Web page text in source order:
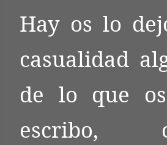
Hay os lo
casualidad
de lo que
escribo,